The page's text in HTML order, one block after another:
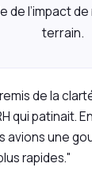
de l’impact
terrain.
de la
qui patinait.
avions une
rapides."